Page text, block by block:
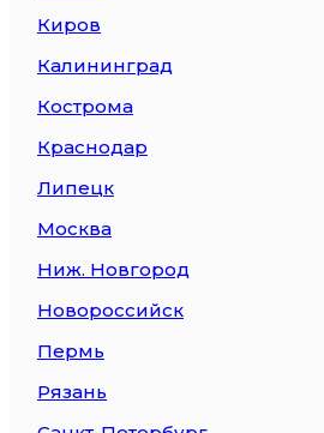
Киров
Калининград
Кострома
Краснодар
Липецк
Москва
Ниж. Новгород
Новороссийск
Пермь
Рязань